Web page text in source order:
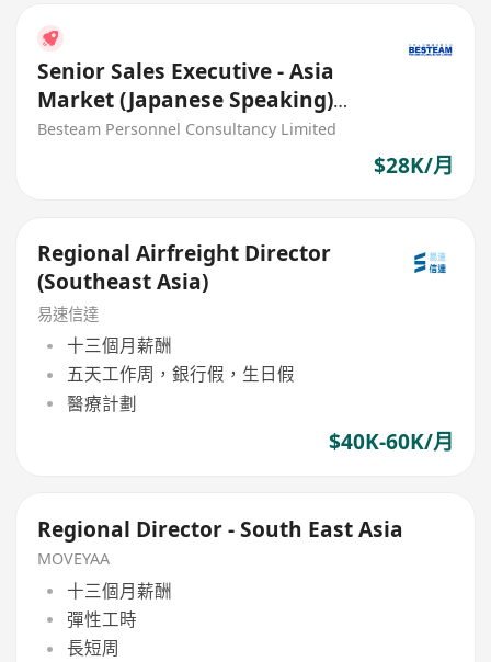
Senior Sales Executive - Asia
Market (Japanese Speaking)
Building Material (28K)
Besteam Personnel Consultancy Limited
$28K/月
Regional Airfreight Director
(Southeast Asia)
易速信達
十三個月薪酬
五天工作周，銀行假，生日假
醫療計劃
$40K-60K/月
Regional Director - South East Asia
MOVEYAA
十三個月薪酬
彈性工時
長短周